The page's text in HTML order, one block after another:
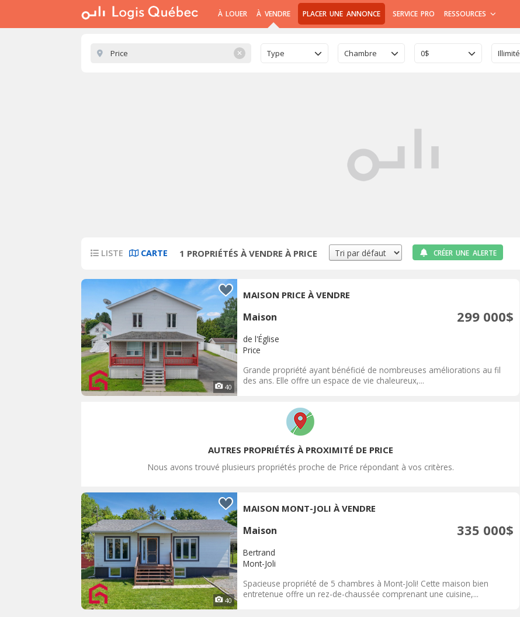
À LOUER À VENDRE PLACER UNE ANNONCE SERVICE PRO RESSOURCES
✕ Type Chambre 0$ Illimité
LISTE CARTE 1 PROPRIÉTÉS À VENDRE À PRICE CRÉER UNE ALERTE
40
MAISON PRICE À VENDRE
Maison 299 000$
de l'Église
Price
Grande propriété ayant bénéficié de nombreuses améliorations au fil
des ans. Elle offre un espace de vie chaleureux,...
AUTRES PROPRIÉTÉS À PROXIMITÉ DE PRICE
Nous avons trouvé plusieurs propriétés proche de Price répondant à vos critères.
40
MAISON MONT-JOLI À VENDRE
Maison 335 000$
Bertrand
Mont-Joli
Spacieuse propriété de 5 chambres à Mont-Joli! Cette maison bien
entretenue offre un rez-de-chaussée comprenant une cuisine,...